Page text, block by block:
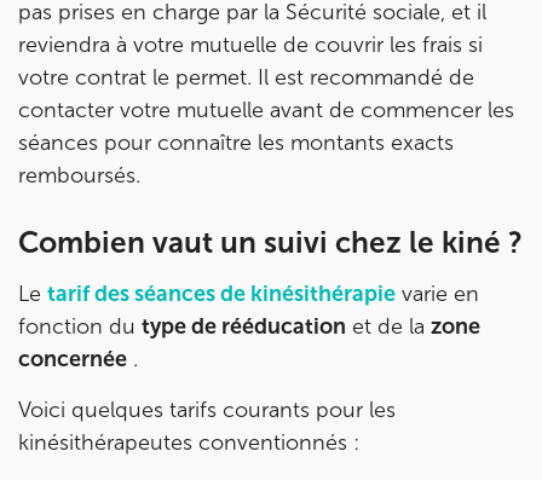
pas prises en charge par la Sécurité sociale, et il
reviendra à votre mutuelle de couvrir les frais si
votre contrat le permet. Il est recommandé de
contacter votre mutuelle avant de commencer les
séances pour connaître les montants exacts
remboursés.
Combien vaut un suivi chez le kiné ?
Le tarif des séances de kinésithérapie varie en
fonction du type de rééducation et de la zone
concernée .
Voici quelques tarifs courants pour les
kinésithérapeutes conventionnés :
01 46 44 33 92
Prenez RDV sur
Prenez RDV sur
IK SAINT-GERMAIN
199 Bd Saint-Germain 75007 Paris
Prenez RDV sur
Prenez RDV sur
IK BOIS COLOMBES